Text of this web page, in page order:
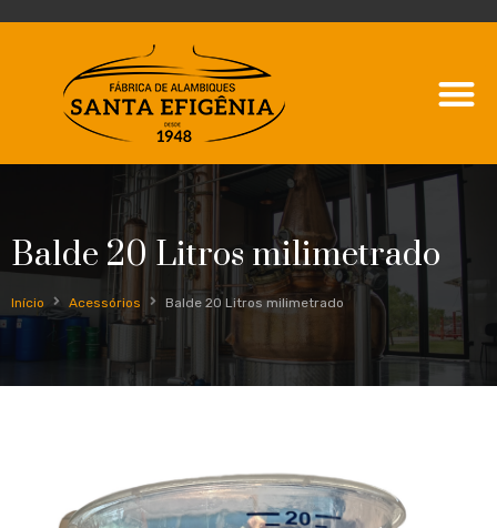
Balde 20 Litros milimetrado
Início Acessórios Balde 20 Litros milimetrado